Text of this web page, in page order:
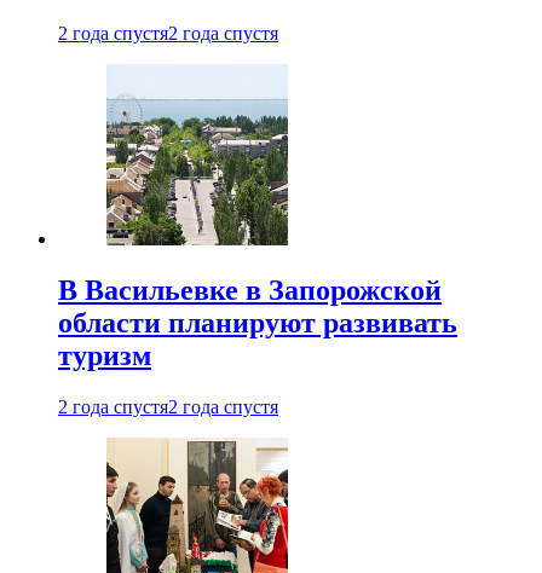
2 года спустя2 года спустя
В Васильевке в Запорожской
области планируют развивать
туризм
2 года спустя2 года спустя